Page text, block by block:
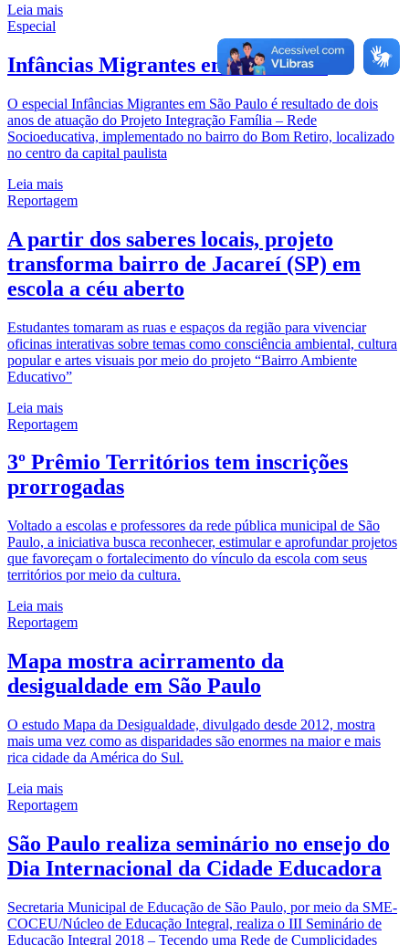
Leia mais
Especial
Infâncias Migrantes em São Paulo
O especial Infâncias Migrantes em São Paulo é resultado de dois
anos de atuação do Projeto Integração Família – Rede
Socioeducativa, implementado no bairro do Bom Retiro, localizado
no centro da capital paulista
Leia mais
Reportagem
A partir dos saberes locais, projeto
transforma bairro de Jacareí (SP) em
escola a céu aberto
Estudantes tomaram as ruas e espaços da região para vivenciar
oficinas interativas sobre temas como consciência ambiental, cultura
popular e artes visuais por meio do projeto “Bairro Ambiente
Educativo”
Leia mais
Reportagem
3º Prêmio Territórios tem inscrições
prorrogadas
Voltado a escolas e professores da rede pública municipal de São
Paulo, a iniciativa busca reconhecer, estimular e aprofundar projetos
que favoreçam o fortalecimento do vínculo da escola com seus
territórios por meio da cultura.
Leia mais
Reportagem
Mapa mostra acirramento da
desigualdade em São Paulo
O estudo Mapa da Desigualdade, divulgado desde 2012, mostra
mais uma vez como as disparidades são enormes na maior e mais
rica cidade da América do Sul.
Leia mais
Reportagem
São Paulo realiza seminário no ensejo do
Dia Internacional da Cidade Educadora
Secretaria Municipal de Educação de São Paulo, por meio da SME-
COCEU/Núcleo de Educação Integral, realiza o III Seminário de
Educação Integral 2018 – Tecendo uma Rede de Cumplicidades